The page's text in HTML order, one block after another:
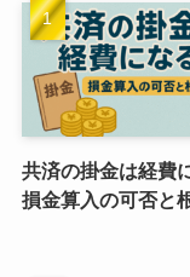
共済の掛金は経費
損金算入の可否と